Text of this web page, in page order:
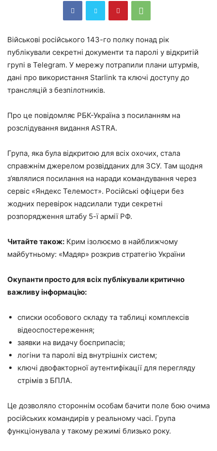
Військові російського 143-го полку понад рік
публікували секретні документи та паролі у відкритій
групі в Telegram. У мережу потрапили плани штурмів,
дані про використання Starlink та ключі доступу до
трансляцій з безпілотників.
Про це повідомляє РБК-Україна з посиланням на
розслідування видання ASTRA.
Група, яка була відкритою для всіх охочих, стала
справжнім джерелом розвідданих для ЗСУ. Там щодня
з’являлися посилання на наради командування через
сервіс «Яндекс Телемост». Російські офіцери без
жодних перевірок надсилали туди секретні
розпорядження штабу 5-ї армії РФ.
Читайте також: Крим ізолюємо в найближчому
майбутньому: «Мадяр» розкрив стратегію України
Окупанти просто для всіх публікували критично
важливу інформацію:
списки особового складу та таблиці комплексів
відеоспостереження;
заявки на видачу боєприпасів;
логіни та паролі від внутрішніх систем;
ключі двофакторної аутентифікації для перегляду
стрімів з БПЛА.
Це дозволяло стороннім особам бачити поле бою очима
російських командирів у реальному часі. Група
функціонувала у такому режимі близько року.